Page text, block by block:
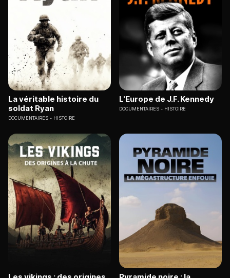
La véritable histoire du
soldat Ryan
DOCUMENTAIRES HISTOIRE
L'Europe de J.F. Kennedy
DOCUMENTAIRES HISTOIRE